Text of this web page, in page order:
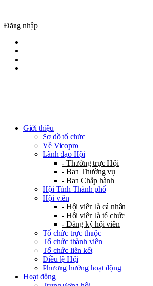
Đăng nhập
Giới thiệu
Sơ đồ tổ chức
Về Vicopro
Lãnh đạo Hội
- Thường trực Hội
- Ban Thường vụ
- Ban Chấp hành
Hội Tỉnh Thành phố
Hội viên
- Hội viên là cá nhân
- Hội viên là tổ chức
- Đăng ký hội viên
Tổ chức trực thuộc
Tổ chức thành viên
Tổ chức liên kết
Điều lệ Hội
Phương hướng hoạt động
Hoạt động